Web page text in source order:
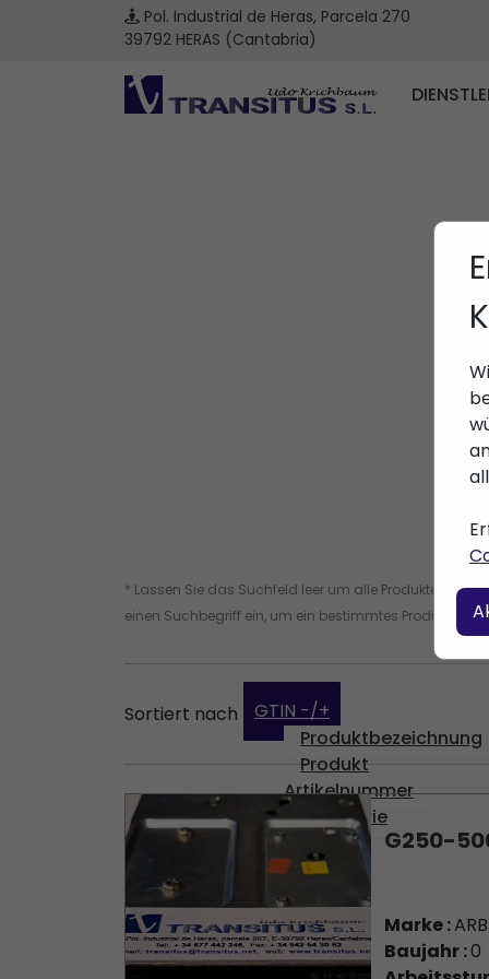
Pol. Industrial de Heras, Parcela 270
39792 HERAS (Cantabria)
* Lassen Sie das Suchfeld leer um alle Produkte zu
einen Suchbegriff ein, um ein bestimmtes Produkt zu
Sortiert nach
GTIN -/+
Produktbezeichnung
Produkt
Artikelnummer
Kategorie
G250-
Marke :
Baujahr :0